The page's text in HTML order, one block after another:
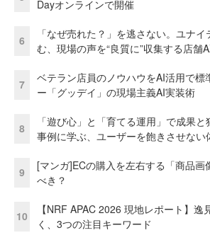
Dayオンラインで開催
6
「なぜ売れた？」を逃さない。ユナ
む、現場の声を“良質に”収集する店舗
7
ベテラン店員のノウハウをAI活用で標
ー「グッデイ」の現場主義AI実装術
8
「遊び心」と「育てる運用」で成果
事例に学ぶ、ユーザーを飽きさせない
9
[マンガ]ECの購入を左右する「商品画
べき？
10
【NRF APAC 2026 現地レポート】
く、3つの注目キーワード